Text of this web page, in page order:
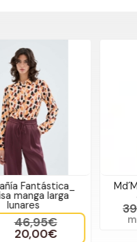
Md´M Leyenda_ Camisa
algodón chica
39,95€
más variaciones